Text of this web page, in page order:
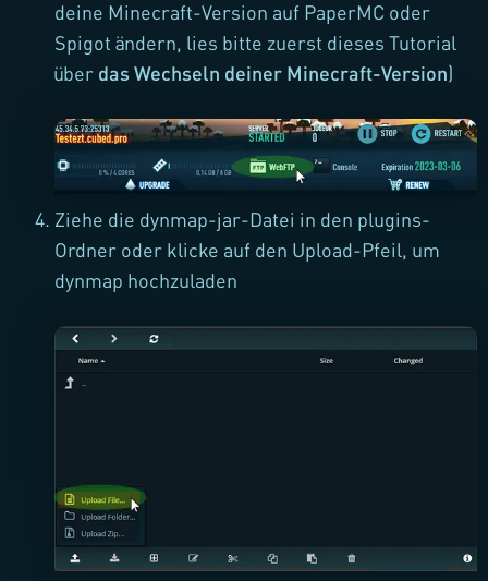
deine Minecraft-Version auf PaperMC oder
Spigot ändern, lies bitte zuerst dieses Tutorial
über das Wechseln deiner Minecraft-Version)
Ziehe die dynmap-jar-Datei in den plugins-
Ordner oder klicke auf den Upload-Pfeil, um
dynmap hochzuladen